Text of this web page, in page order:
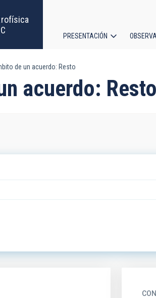
principal
PRESENTACIÓN
de un acuerdo: Resto
acuerdo: Resto